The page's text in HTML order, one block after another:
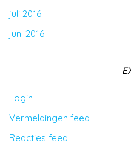
juli 2016
juni 2016
Login
Vermeldingen feed
Reacties feed